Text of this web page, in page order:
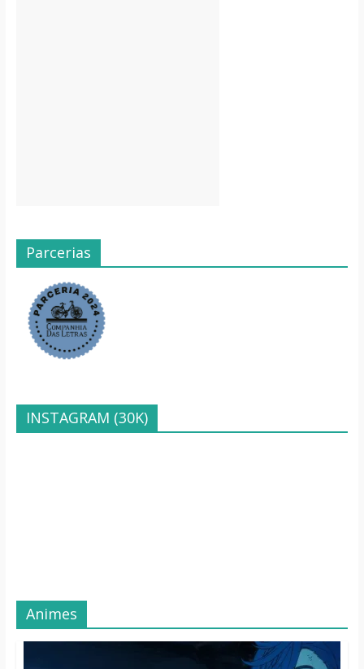
Parcerias
INSTAGRAM (30K)
Animes